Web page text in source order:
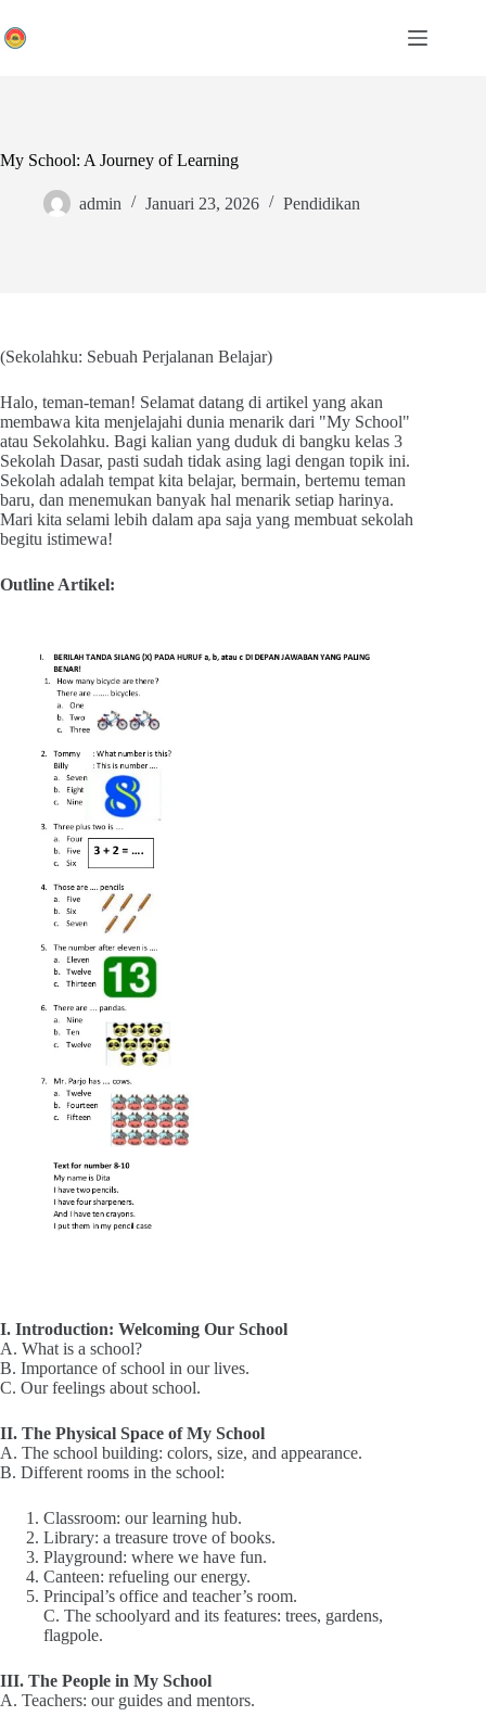
to
content
My School: A Journey of Learning
admin Januari 23, 2026 Pendidikan
(Sekolahku: Sebuah Perjalanan Belajar)
Halo, teman-teman! Selamat datang di artikel yang akan
membawa kita menjelajahi dunia menarik dari "My School"
atau Sekolahku. Bagi kalian yang duduk di bangku kelas 3
Sekolah Dasar, pasti sudah tidak asing lagi dengan topik ini.
Sekolah adalah tempat kita belajar, bermain, bertemu teman
baru, dan menemukan banyak hal menarik setiap harinya.
Mari kita selami lebih dalam apa saja yang membuat sekolah
begitu istimewa!
Outline Artikel:
I. Introduction: Welcoming Our School
A. What is a school?
B. Importance of school in our lives.
C. Our feelings about school.
II. The Physical Space of My School
A. The school building: colors, size, and appearance.
B. Different rooms in the school:
Classroom: our learning hub.
Library: a treasure trove of books.
Playground: where we have fun.
Canteen: refueling our energy.
Principal’s office and teacher’s room.
C. The schoolyard and its features: trees, gardens,
flagpole.
III. The People in My School
A. Teachers: our guides and mentors.